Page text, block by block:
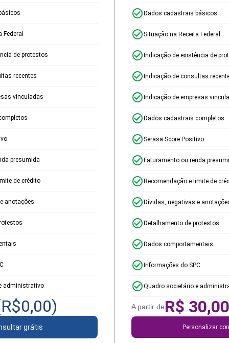
de protestos
recentes
vinculadas
presumida
de crédito
anotações
administrativo
0,00)
grátis
Dados cadastrais básicos
Situação na Receita Federal
Indicação de existência de
Indicação de consultas
Indicação de empresas
Dados cadastrais completos
Serasa Score Positivo
Faturamento ou renda
Recomendação e limite de
Dívidas, negativas e
Detalhamento de protestos
Dados comportamentais
Informações do SPC
Quadro societário e
A partir deR$ 30,00
Personalizar